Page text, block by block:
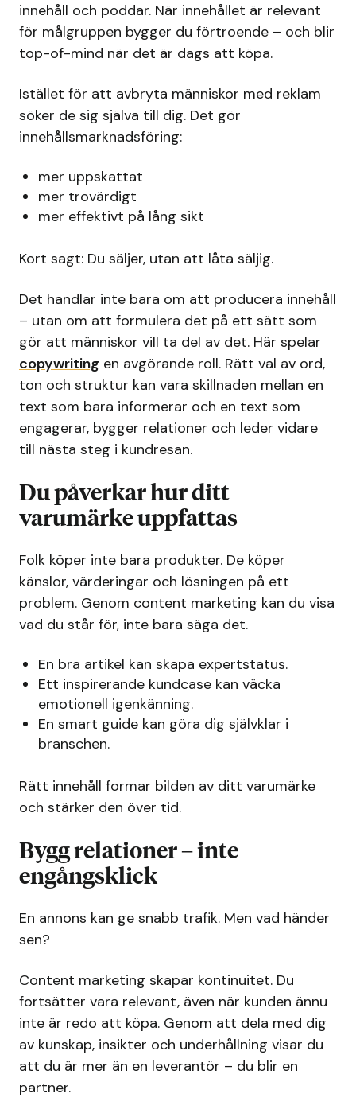
innehåll och poddar. När innehållet är relevant
för målgruppen bygger du förtroende – och blir
top-of-mind när det är dags att köpa.
Istället för att avbryta människor med reklam
söker de sig själva till dig. Det gör
innehållsmarknadsföring:
mer uppskattat
mer trovärdigt
mer effektivt på lång sikt
Kort sagt: Du säljer, utan att låta säljig.
Det handlar inte bara om att producera innehåll
– utan om att formulera det på ett sätt som
gör att människor vill ta del av det. Här spelar
copywriting en avgörande roll. Rätt val av ord,
ton och struktur kan vara skillnaden mellan en
text som bara informerar och en text som
engagerar, bygger relationer och leder vidare
till nästa steg i kundresan.
Du påverkar hur ditt
varumärke uppfattas
Folk köper inte bara produkter. De köper
känslor, värderingar och lösningen på ett
problem. Genom content marketing kan du visa
vad du står för, inte bara säga det.
En bra artikel kan skapa expertstatus.
Ett inspirerande kundcase kan väcka
emotionell igenkänning.
En smart guide kan göra dig självklar i
branschen.
Rätt innehåll formar bilden av ditt varumärke
och stärker den över tid.
Bygg relationer – inte
engångsklick
En annons kan ge snabb trafik. Men vad händer
sen?
Content marketing skapar kontinuitet. Du
fortsätter vara relevant, även när kunden ännu
inte är redo att köpa. Genom att dela med dig
av kunskap, insikter och underhållning visar du
att du är mer än en leverantör – du blir en
partner.